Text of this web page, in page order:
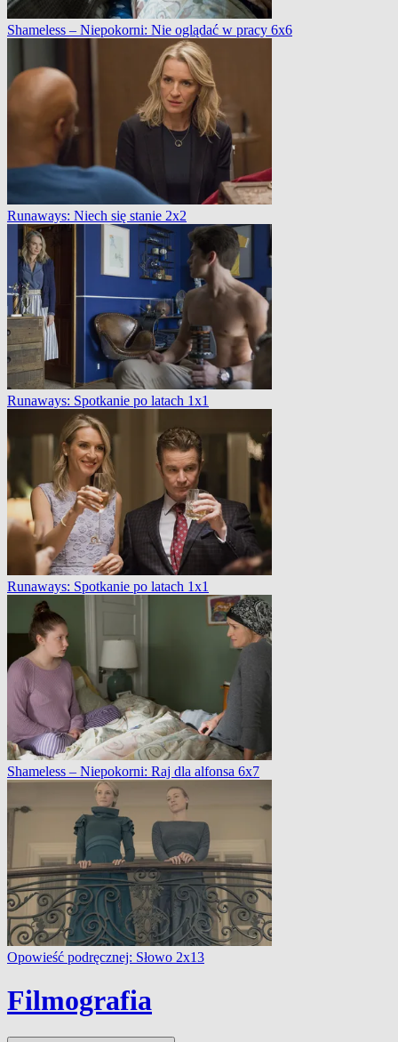
Shameless – Niepokorni: Nie oglądać w pracy 6x6
Runaways: Niech się stanie 2x2
Runaways: Spotkanie po latach 1x1
Runaways: Spotkanie po latach 1x1
Shameless – Niepokorni: Raj dla alfonsa 6x7
Opowieść podręcznej: Słowo 2x13
Filmografia